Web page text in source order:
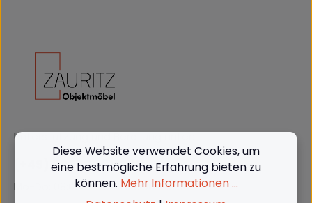
Unterstützung und Beratung unter:
(+49) 09562 3811380
Mo-Do: 08:00 - 16:00, Fr: 8:00 - 13:00
Diese Website verwendet Cookies, um
eine bestmögliche Erfahrung bieten zu
können. Mehr Informationen ...